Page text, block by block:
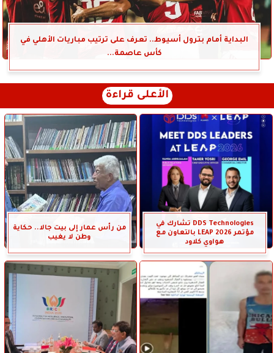
البداية أمام بترول أسيوط.. تعرف على ترتيب مباريات الأهلي في
كأس عاصمة...
الأعلى قراءة
DDS Technologies تشارك في
مؤتمر LEAP 2026 بالتعاون مع
هواوي كلاود
من رأس عمار إلى بيت جالا.. حكاية
وطن لا يغيب